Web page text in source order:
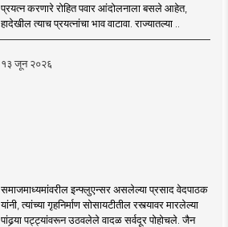
प्रयत्न करणारे रोहित पवार आंदोलनाला बसले आहेत,
हादेखील त्याच प्रयत्नांचा भाव वाटावा. राज्यातल्या ..
१३ जून २०२६
समाजमाध्यमांवरील इन्फ्लुएन्सर असलेल्या प्रसाद वेदपाठक
यांनी, त्यांच्या गृहनिर्माण सोसायटीतील रस्त्यावर मारलेल्या
पांढर्‍या पट्ट्यांवरून उठवलेले वादळ सर्वदूर पोहोचले. जैन